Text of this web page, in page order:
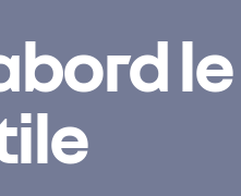
le